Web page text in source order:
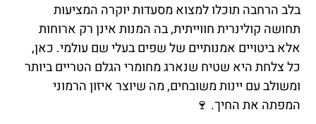
בלב הרחבה תוכלו למצוא מסעדות יוקרה המציעות
תחושה קולינרית חווייתית, בה המנות אינן רק ארוחות
אלא ביטויים אמנותיים של שפים בעלי שם עולמי. כאן,
כל צלחת היא שטיח שנארג מחומרי הגלם הטריים ביותר
ומשולב עם יינות משובחים, מה שיוצר איזון הרמוני
המפתה את החיך. 🍷